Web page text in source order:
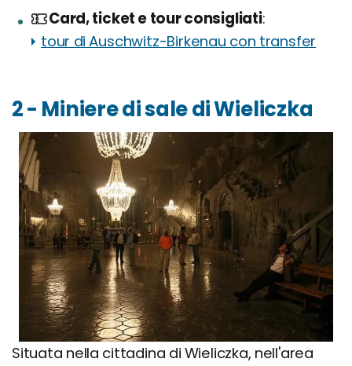
Card, ticket e tour consigliati
tour di Auschwitz-Birkenau con transfer
2 - Miniere di sale di Wieliczka
Situata nella cittadina di Wieliczka, nell'area